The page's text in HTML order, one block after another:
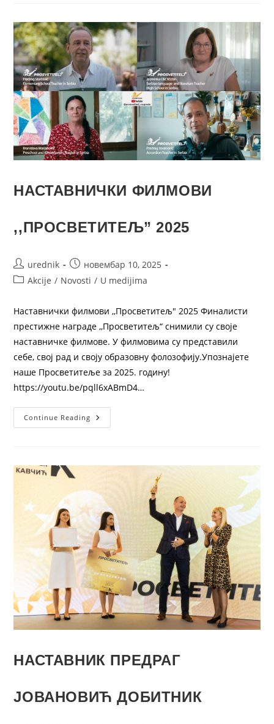
НАСТАВНИЧКИ ФИЛМОВИ
,,ПРОСВЕТИТЕЉ” 2025
urednik
новембар 10, 2025
Akcije / Novosti / U medijima
Наставнички филмови ,,Просветитељ" 2025 Финалисти
престижне награде ,,Просветитељ“ снимили су своје
наставничке филмове. У филмовима су представили
себе, свој рад и своју образовну фолозофију.Упознајете
наше Просветитеље за 2025. годину!
https://youtu.be/pqll6xABmD4…
Continue Reading
НАСТАВНИК ПРЕДРАГ
ЈОВАНОВИЋ ДОБИТНИК